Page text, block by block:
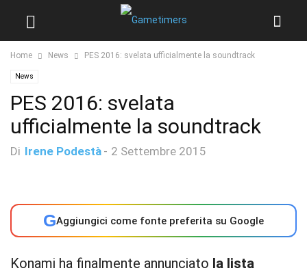
Home News PES 2016: svelata ufficialmente la soundtrack
News
PES 2016: svelata
ufficialmente la soundtrack
Di Irene Podestà - 2 Settembre 2015
GAggiungici come fonte preferita su Google
Konami ha finalmente annunciato la lista